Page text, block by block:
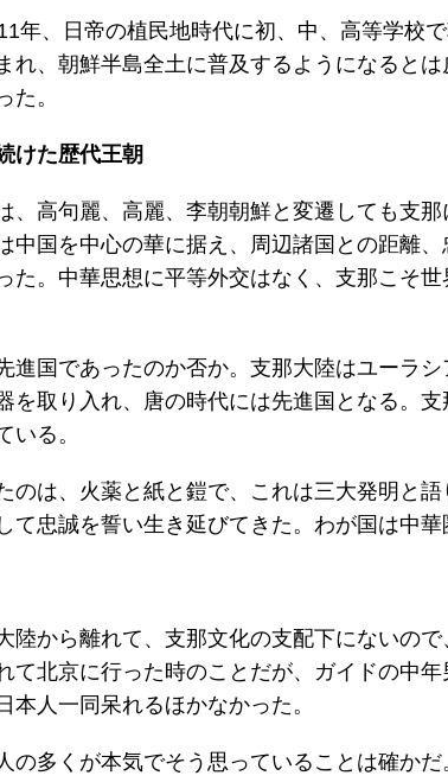
年、日帝の植民地時代に初、中、高等学校
れ、朝鮮半島全土に普及するようになると
た。
けた歴代王朝
、高句麗、高麗、李朝朝鮮と変遷しても支
中国を中心の華に据え、周辺諸国との距離
た。中華思想に平等外交はなく、支那こそ
進国であったのか否か。支那大陸はユーラ
を取り入れ、唐の時代には先進国となる。
いる。
のは、火薬と紙と鎧で、これは三大発明と
て忠誠を誓い生き延びてきた。わが国は中
陸から離れて、支那文化の支配下にないの
て北京に行った時のことだが、ガイドの中
本人一同呆れるほかなかった。
の多くが本気でそう思っていることは確か